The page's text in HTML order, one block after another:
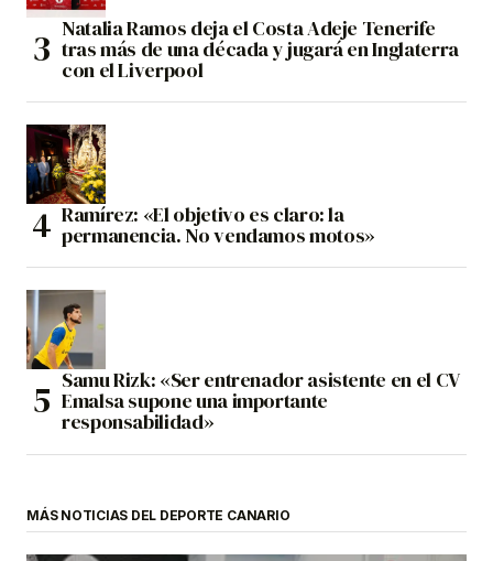
Natalia Ramos deja el Costa Adeje Tenerife
tras más de una década y jugará en Inglaterra
con el Liverpool
Ramírez: «El objetivo es claro: la
permanencia. No vendamos motos»
Samu Rizk: «Ser entrenador asistente en el CV
Emalsa supone una importante
responsabilidad»
MÁS NOTICIAS DEL DEPORTE CANARIO